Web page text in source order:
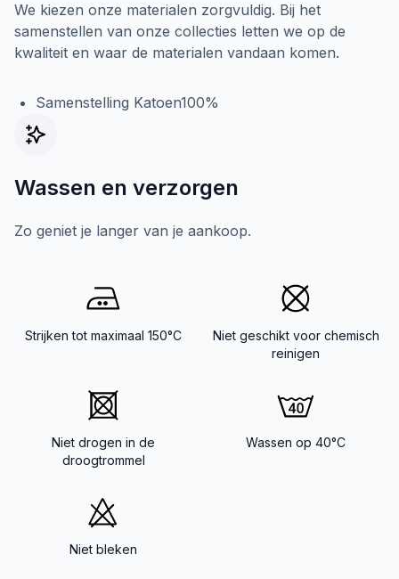
We kiezen onze materialen zorgvuldig. Bij het
samenstellen van onze collecties letten we op de
kwaliteit en waar de materialen vandaan komen.
Samenstelling Katoen100%
Wassen en verzorgen
Zo geniet je langer van je aankoop.
Strijken tot maximaal 150°C
Niet geschikt voor chemisch
reinigen
Niet drogen in de
droogtrommel
Wassen op 40°C
Niet bleken